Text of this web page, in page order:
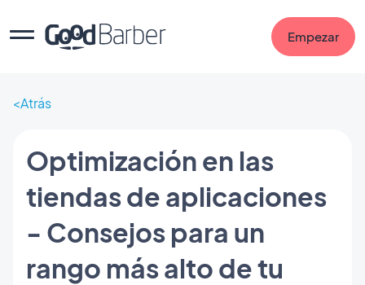
Empezar
Atrás
Optimización en las
tiendas de aplicaciones
- Consejos para un
rango más alto de tu